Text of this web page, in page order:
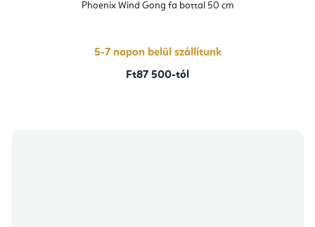
Phoenix Wind Gong fa bottal 50 cm
5-7 napon belül szállítunk
Ft87 500-tól